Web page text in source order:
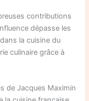
contributions
dépasse les
la cuisine du
culinaire grâce à
de Jacques Maximin